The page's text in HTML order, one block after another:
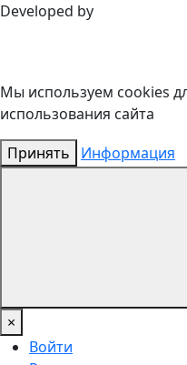
Developed by
Мы используем cookies
использования сайта
Принять
Информация
×
Войти